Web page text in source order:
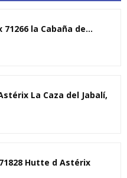
71266 la Cabaña de...
La Caza del Jabalí,
Hutte d Astérix